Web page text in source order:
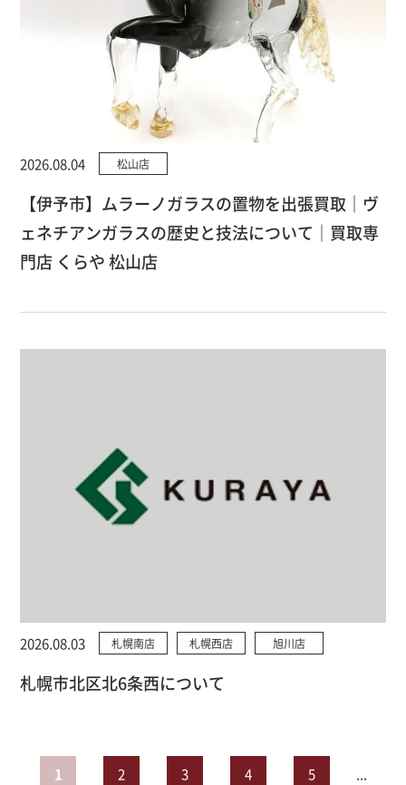
2026.08.04 松山店
【伊予市】ムラーノガラスの置物を出張買取｜ヴ
ェネチアンガラスの歴史と技法について｜買取専
門店 くらや 松山店
2026.08.03 札幌南店 札幌西店 旭川店
札幌市北区北6条西について
1 2 3 4 5 ...